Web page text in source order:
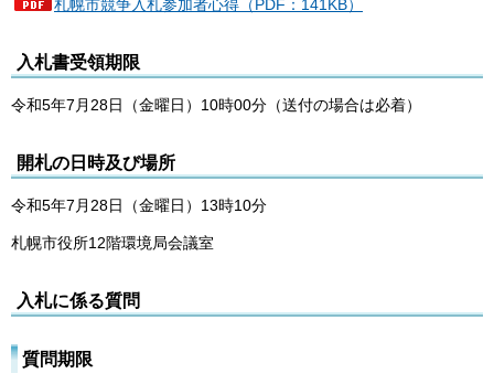
札幌市競争入札参加者心得（PDF：141KB）
入札書受領期限
令和5年7月28日（金曜日）10時00分（送付の場合は必着）
開札の日時及び場所
令和5年7月28日（金曜日）13時10分
札幌市役所12階環境局会議室
入札に係る質問
質問期限